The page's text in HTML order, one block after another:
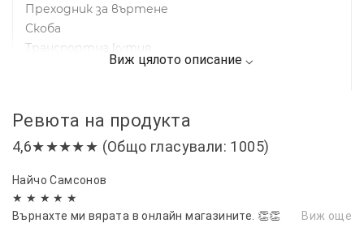
Преходник за въртене
Скоба
Транспортна кутия
Ревюта на продукта
4,6★★★★★ (Общо гласували: 1005)
Найчо Самсонов
★ ★ ★ ★ ★
Върнахте ми вярата в онлайн магазините. 👏👏
Виж още